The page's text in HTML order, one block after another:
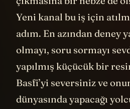
Yeni kanal bu iş için
adım. En azından deney
olmayı, soru sormayı
yapılmış küçücük bir
Basfi’yi seversiniz ve
dünyasında yapacağı